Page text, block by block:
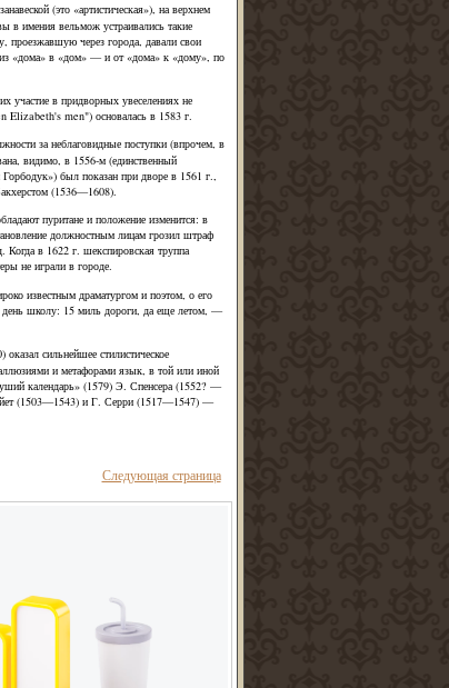
(это «артистическая»), на верхнем
в имения вельмож устраивались такие
проезжавшую через города, давали свои
из «дома» в «дом» — и от «дома» к «дому», по
участие в придворных увеселениях не
Elizabeth's men") основалась в 1583 г.
за неблаговидные поступки (впрочем, в
видимо, в 1556-м (единственный
был показан при дворе в 1561 г.,
(1536—1608).
пуритане и положение изменится: в
должностным лицам грозил штраф
Когда в 1622 г. шекспировская труппа
не играли в городе.
известным драматургом и поэтом, о его
день школу: 15 миль дороги, да еще летом, —
сильнейшее стилистическое
и метафорами язык, в той или иной
календарь» (1579) Э. Спенсера (1552? —
(1503—1543) и Г. Серри (1517—1547) —
Следующая страница